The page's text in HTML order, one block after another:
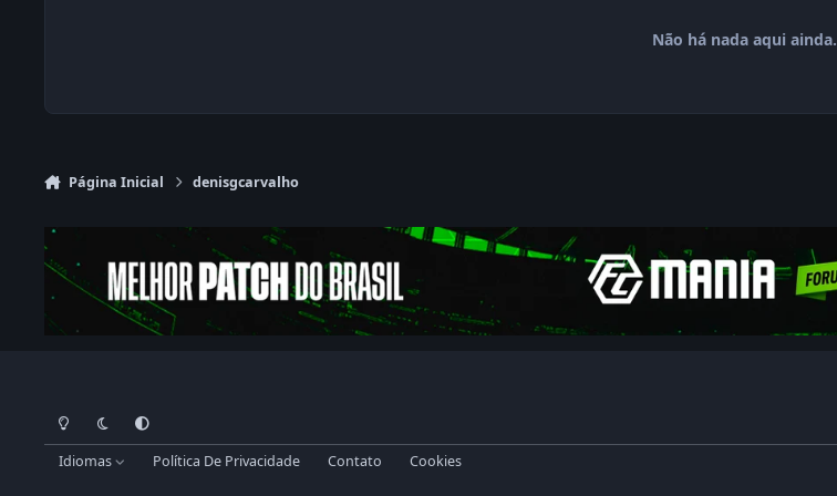
Não há nada aqui ainda.
Página Inicial denisgcarvalho
Modo ClaroDark ModeSystem Preference
Idiomas Política De Privacidade Contato Cookies